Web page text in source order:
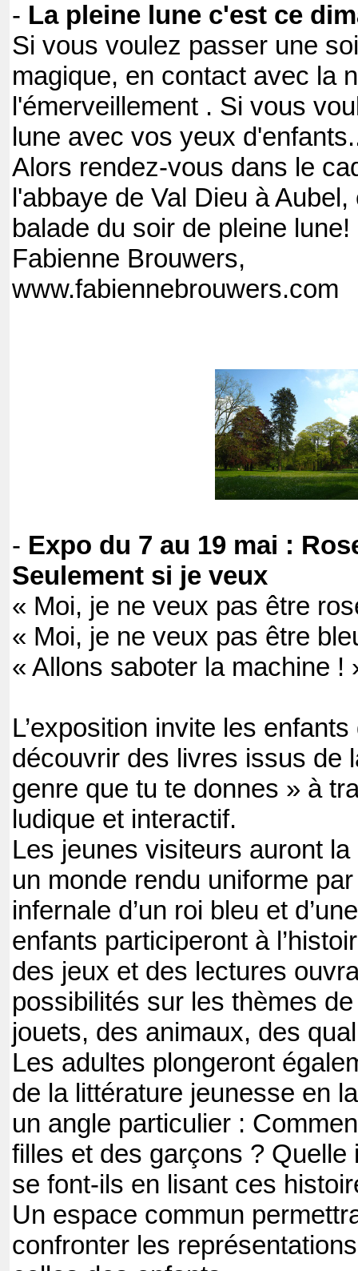
- La pleine lune c'est ce
Si vous voulez passer une
magique, en contact avec la
l'émerveillement . Si vous
lune avec vos yeux
Alors rendez-vous dans le
l'abbaye de Val Dieu à
balade du soir de pleine lune!
Fabienne Brouwers,
- Expo du 7 au 19 mai :
Seulement si je veux
« Moi, je ne veux pas être
« Moi, je ne veux pas être
« Allons saboter la machine !
L’exposition invite les
découvrir des livres issus de
genre que tu te donnes » à
ludique et interactif.
Les jeunes visiteurs auront
un monde rendu uniforme
infernale d’un roi bleu et
enfants participeront à
des jeux et des lectures
possibilités sur les thèmes
jouets, des animaux, des
Les adultes plongeront
de la littérature jeunesse en
un angle particulier :
filles et des garçons ? Quelle
se font-ils en lisant ces
Un espace commun
confronter les